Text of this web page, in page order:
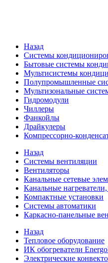
Назад
Системы
Бытовые системы
Мультисистемы
Полупромышленные
Мультизональные
Гидромодули
Чиллеры
Фанкойлы
Драйкулеры
Компрессорно-
Назад
Системы вентиляции
Вентиляторы
Канальные сетевые
Канальные
Компактные установки
Системы автоматики
Каркасно-панельные
Назад
Тепловое оборудование
ИК обогреватели
Электрические